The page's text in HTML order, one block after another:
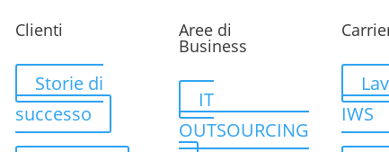
Clienti
Storie di
successo
Aree di
Business
IT
OUTSOURCING
IWS